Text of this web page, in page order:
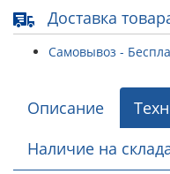
Доставка
Самовывоз -
Описание
Наличие на